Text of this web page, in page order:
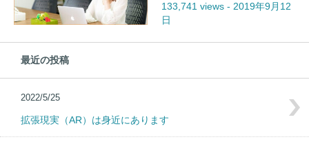
133,741 views - 2019年9月12
日
最近の投稿
2022/5/25
拡張現実（AR）は身近にあります